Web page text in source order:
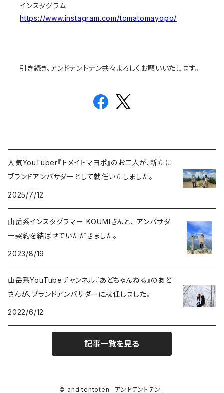
インスタグラム
https://www.instagram.com/tomatomayopo/
引き続き、アンドテントテン共々よろしくお願いいたします。
人気YouTuber『トメイトマヨポ』のお二人が、新たに
ブランドアンバサダーとして就任いたしました。
2025/7/12
山岳系インスタグラマー KOUMIさんと、 アンバサダ
ー契約を結ばせていただきました。
2023/8/19
山岳系YouTubeチャンネル『あどちゃんねる』のあど
さんが、ブランドアンバサダーに就任しました。
2022/6/12
記事一覧を見る
© and tentoten -アンドテントテン-